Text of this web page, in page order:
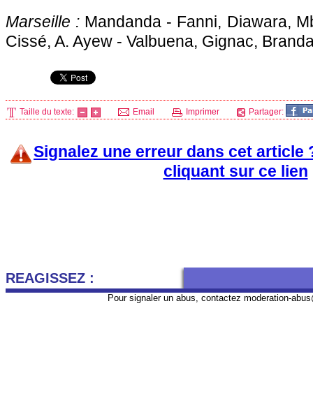
Marseille : Mandanda - Fanni, Diawara,
Cissé, A. Ayew - Valbuena, Gignac,
Taille du texte: Email Imprimer Partager:
Signalez une erreur dans cet article
cliquant sur ce lien
REAGISSEZ :
Pour signaler un abus, contactez moderation-